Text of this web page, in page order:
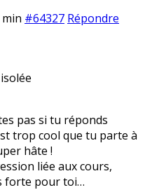
#64327 Répondre
pas si tu réponds
trop cool que tu parte à
hâte !
liée aux cours,
forte pour toi…